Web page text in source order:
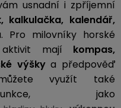
usnadní i zpříjemní
kalkulačka, kalendář,
Pro milovníky horské
aktivit mají kompas,
výškya předpověď
využít také
jako